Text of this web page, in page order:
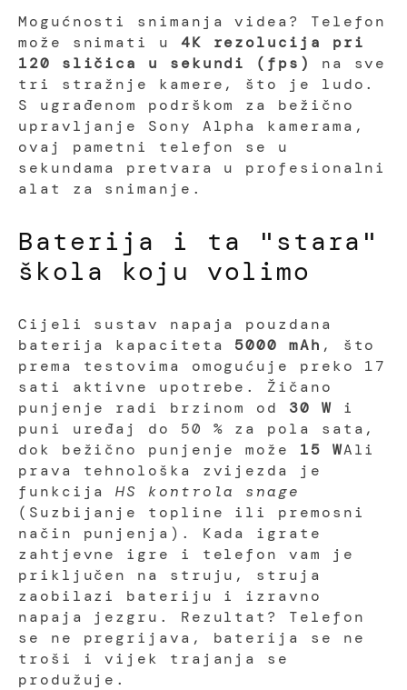
Mogućnosti snimanja videa? Telefon
može snimati u 4K rezolucija pri
120 sličica u sekundi (fps)
na sve
tri stražnje kamere, što je ludo.
S ugrađenom podrškom za bežično
upravljanje Sony Alpha kamerama,
ovaj pametni telefon se u
sekundama pretvara u profesionalni
alat za snimanje.
Baterija i ta "stara"
škola koju volimo
Cijeli sustav napaja pouzdana
baterija kapaciteta 5000 mAh , što
prema testovima omogućuje preko 17
sati aktivne upotrebe. Žičano
punjenje radi brzinom od 30 W i
puni uređaj do 50 % za pola sata,
dok bežično punjenje može 15 WAli
prava tehnološka zvijezda je
funkcijaHS kontrola snage
(Suzbijanje topline ili premosni
način punjenja). Kada igrate
zahtjevne igre i telefon vam je
priključen na struju, struja
zaobilazi bateriju i izravno
napaja jezgru. Rezultat? Telefon
se ne pregrijava, baterija se ne
troši i vijek trajanja se
produžuje.